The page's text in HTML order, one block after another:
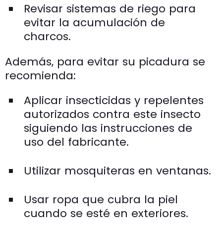
Revisar sistemas de riego para
evitar la acumulación de
charcos.
Además, para evitar su picadura se
recomienda:
Aplicar insecticidas y repelentes
autorizados contra este insecto
siguiendo las instrucciones de
uso del fabricante.
Utilizar mosquiteras en ventanas.
Usar ropa que cubra la piel
cuando se esté en exteriores.